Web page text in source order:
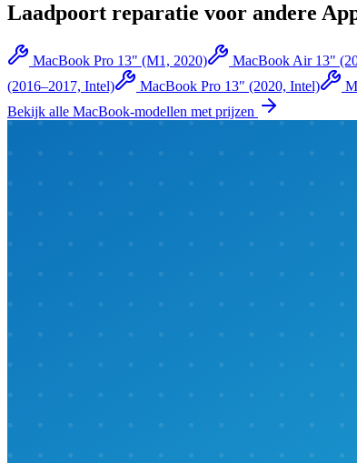
Laadpoort reparatie voor andere
MacBook Pro 13" (M1, 2020) MacBook Air 13"
(2016–2017, Intel)
MacBook Pro 13" (2020, Intel)
Bekijk alle MacBook-modellen met prijzen